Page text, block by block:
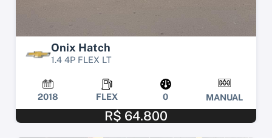
Onix Hatch
1.4 4P FLEX LT
2018 FLEX 0 MANUAL
R$ 64.800